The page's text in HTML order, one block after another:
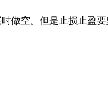
做空。但是止损止盈